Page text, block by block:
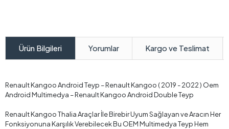
Ürün Bilgileri Yorumlar Kargo ve Teslimat
Renault Kangoo Android Teyp – Renault Kangoo ( 2019 - 2022 ) Oem
Android Multimedya – Renault Kangoo Android Double Teyp
Renault Kangoo Thalia Araçlar İle Birebir Uyum Sağlayan ve Aracın Her
Fonksiyonuna Karşılık Verebilecek Bu OEM Multimedya Teyp Hem